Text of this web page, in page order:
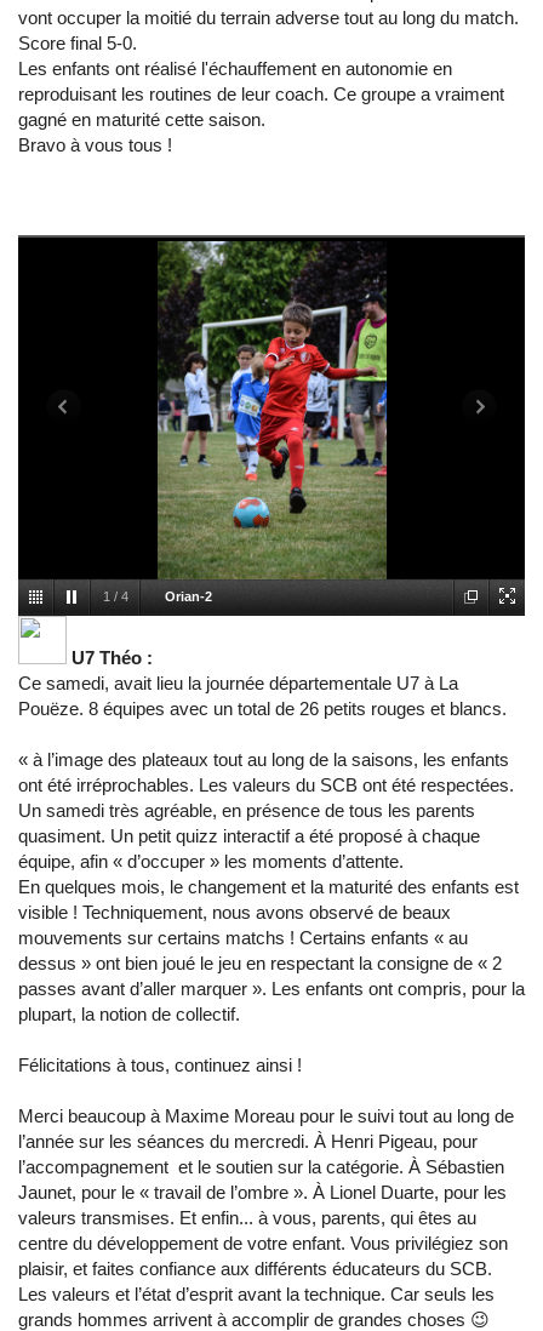
vont occuper la moitié du terrain adverse tout au long du match.
Score final 5-0.
Les enfants ont réalisé l'échauffement en autonomie en
reproduisant les routines de leur coach. Ce groupe a vraiment
gagné en maturité cette saison.
Bravo à vous tous !
1 / 4 Orian-2
U7 Théo :
Ce samedi, avait lieu la journée départementale U7 à La
Pouëze. 8 équipes avec un total de 26 petits rouges et blancs.
« à l’image des plateaux tout au long de la saisons, les enfants
ont été irréprochables. Les valeurs du SCB ont été respectées.
Un samedi très agréable, en présence de tous les parents
quasiment. Un petit quizz interactif a été proposé à chaque
équipe, afin « d’occuper » les moments d’attente.
En quelques mois, le changement et la maturité des enfants est
visible ! Techniquement, nous avons observé de beaux
mouvements sur certains matchs ! Certains enfants « au
dessus » ont bien joué le jeu en respectant la consigne de « 2
passes avant d’aller marquer ». Les enfants ont compris, pour la
plupart, la notion de collectif.
Félicitations à tous, continuez ainsi !
Merci beaucoup à Maxime Moreau pour le suivi tout au long de
l’année sur les séances du mercredi. À Henri Pigeau, pour
l’accompagnement et le soutien sur la catégorie. À Sébastien
Jaunet, pour le « travail de l’ombre ». À Lionel Duarte, pour les
valeurs transmises. Et enfin... à vous, parents, qui êtes au
centre du développement de votre enfant. Vous privilégiez son
plaisir, et faites confiance aux différents éducateurs du SCB.
Les valeurs et l’état d’esprit avant la technique. Car seuls les
grands hommes arrivent à accomplir de grandes choses 😉